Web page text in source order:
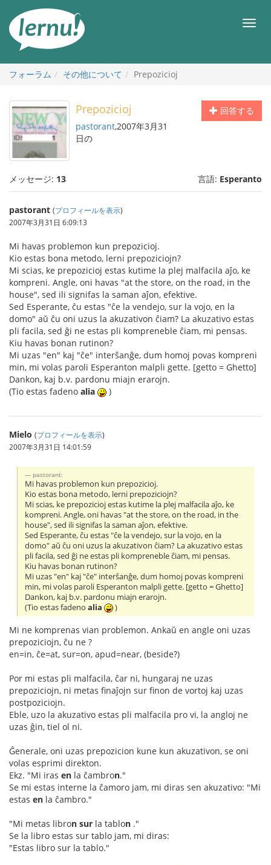
メ
フォーラム
その他について Prepozicioj
回答する
Prepozicioj
pastorant,2007年3月31
日の
メッセージ: 13 言語: Esperanto
pastorant (プロフィールを表示)
2007年3月31日 6:09:13
Mi havas problemon kun prepozicioj.
Kio estas bona metodo, lerni prepoziciojn?
Mi scias, ke prepozicioj estas kutime la plej malfacila aĵo, ke
kompreni. Angle, oni havas "at the store, on the road, in the
house", sed ili signifas la saman aĵon, efektive.
Sed Esperante, ĉu estas "ĉe la vendejo, sur la vojo, en la
domo" aŭ ĉu oni uzus la akuzativon ĉiam? La akuzativo estas
pli facila, sed ĝi ne estas pli kompreneble ĉiam, mi pensas.
Kiu havas bonan rutinon?
Mi uzas "en" kaj "ĉe" interŝanĝe, dum homoj povas kompreni
min, mi volas paroli Esperanton malpli gette. [getto = Ghetto]
Dankon, kaj b.v. pardonu miajn erarojn.
(Tio estas fadeno alia )
Mielo (プロフィールを表示)
2007年3月31日 14:01:59
pastorant:
Mi havas problemon kun prepozicioj.
Kio estas bona metodo, lerni prepoziciojn?
Mi scias, ke prepozicioj estas kutime la plej malfacila aĵo, ke
kompreni. Angle, oni havas "at the store, on the road, in the
house", sed ili signifas la saman aĵon, efektive.
Sed Esperante, ĉu estas "ĉe la vendejo, sur la vojo, en la
domo" aŭ ĉu oni uzus la akuzativon ĉiam? La akuzativo estas
pli facila, sed ĝi ne estas pli kompreneble ĉiam, mi pensas.
Kiu havas bonan rutinon?
Mi uzas "en" kaj "ĉe" interŝanĝe, dum homoj povas kompreni
min, mi volas paroli Esperanton malpli gette. [getto = Ghetto]
Dankon, kaj b.v. pardonu miajn erarojn.
(Tio estas fadenoalia )
Mi ne komprenas vian problemon. Ankaŭ en angle oni uzas
prepoziciojn, ĉu ne ?
en=in, ĉe=at, sur=on, apud=near, (beside?)
Por mi estas pli malfacila, ĉar ni, hungaraj ne uzas
prepoziciojn, ni metas finaĵojn sur finon de vortoj kaj uzas
postpoziciojn.
Eble, uzo la akuzativo estas pli malfacila pro vi, la angloj ne
uzas ĝin, tiel ol ni.
Ĝenerale, oni uzas prepozicion kune kun akuzativon, se oni
volas esprimi direkton.
Ekz. "Mi iras en la ĉambron."
Se mi estas interne la ĉamoro jam, mi diras sen akuzativo: "Mi
estas en la ĉambro."
"Mi metas libron sur la tablon ."
Se la libro estas sur tablo jam, mi diras:
"Estas libro sur la tablo."